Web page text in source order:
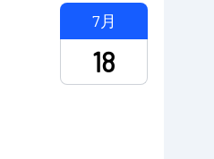
7月
18